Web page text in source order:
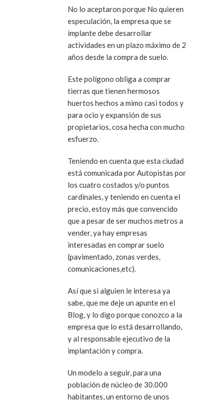
No lo aceptaron porque No quieren
especulación, la empresa que se
implante debe desarrollar
actividades en un plazo máximo de 2
años desde la compra de suelo.
Este polígono obliga a comprar
tierras que tienen hermosos
huertos hechos a mimo casi todos y
para ocio y expansión de sus
propietarios, cosa hecha con mucho
esfuerzo.
Teniendo en cuenta que esta ciudad
está comunicada por Autopistas por
los cuatro costados y/o puntos
cardinales, y teniendo en cuenta el
precio, estoy más que convencido
que a pesar de ser muchos metros a
vender, ya hay empresas
interesadas en comprar suelo
(pavimentado, zonas verdes,
comunicaciones,etc).
Así que si alguien le interesa ya
sabe, que me deje un apunte en el
Blog, y lo digo porque conozco a la
empresa que lo está desarrollando,
y al responsable ejecutivo de la
implantación y compra.
Un modelo a seguir, para una
población de núcleo de 30.000
habitantes, un entorno de unos